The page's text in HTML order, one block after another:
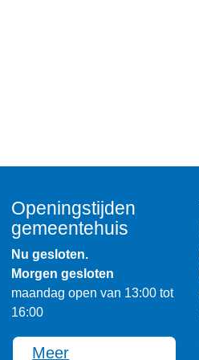
Openingstijden
gemeentehuis
Nu gesloten.
Morgen gesloten
maandag open van 13:00 tot
16:00
Meer